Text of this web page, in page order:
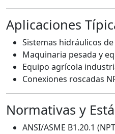
Aplicaciones
Sistemas hidráulicos
Maquinaria pesada y
Equipo agrícola
Conexiones roscadas
Normativas y
ANSI/ASME B1.20.1